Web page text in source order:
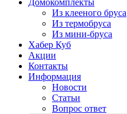
Домокомплекты
Из клееного бруса
Из термобруса
Из мини-бруса
Хабер Куб
Акции
Контакты
Информация
Новости
Статьи
Вопрос ответ